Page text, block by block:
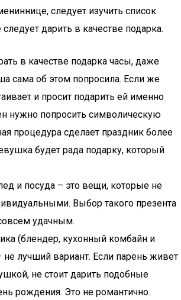
следует изучить список
дарить в качестве подарка.
в качестве подарка часы, даже
сама об этом попросила. Если же
и просит подарить ей именно
нужно попросить символическую
процедура сделает праздник более
будет рада подарку, который
и посуда – это вещи, которые не
Выбор такого презента
удачным.
(блендер, кухонный комбайн и
лучший вариант. Если парень живет
не стоит дарить подобные
рождения. Это не романтично.